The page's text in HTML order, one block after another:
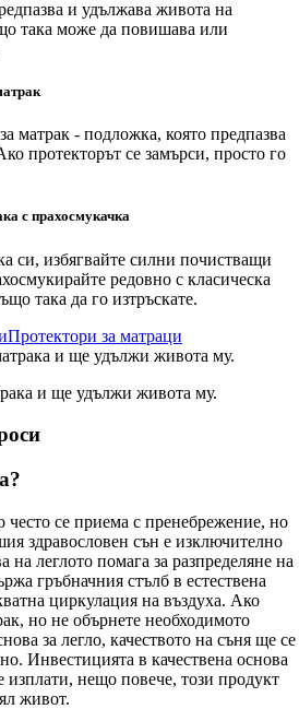
и удължава живота на
така може да повишава или
матрак - подложка, която предпазва
протекторът се замърси, просто го
с прахосмукачка
си, избягвайте силни почистващи
редовно с класическа
така да го изтръскате.
Протектори за матраци
и ще удължи живота му.
често се приема с пренебрежение, но
здравословен сън е изключително
леглото помага за разпределяне на
гръбначния стълб в естествена
циркулация на въздуха. Ако
но не обърнете необходимото
за легло, качеството на съня ще се
Инвестицията в качествена основа
изплати, нещо повече, този продукт
живот.